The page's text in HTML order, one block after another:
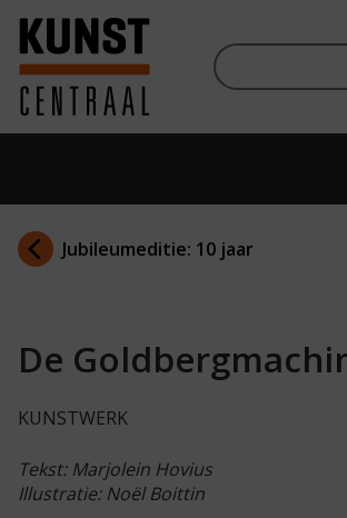
Ga naar hoofdinhoud
Terug naar homepage
Jubileumeditie: 10 jaar
De
KUNSTWERK
Tekst: Marjolein Hovius
Illustratie: Noël Boittin